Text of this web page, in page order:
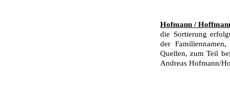
Hofmann /
die Sortierung
der
Quellen, zum Teil
Andreas Hofmann/